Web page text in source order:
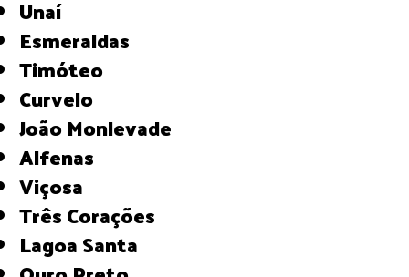
Unaí
Esmeraldas
Timóteo
Curvelo
João Monlevade
Alfenas
Viçosa
Três Corações
Lagoa Santa